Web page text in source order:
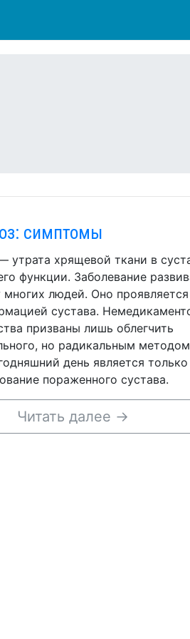
симптомы
утрата хрящевой ткани в
функции. Заболевание
многих людей. Оно проявляется
сустава.
призваны лишь облегчить
но радикальным методом
день является только
пораженного сустава.
Читать далее →